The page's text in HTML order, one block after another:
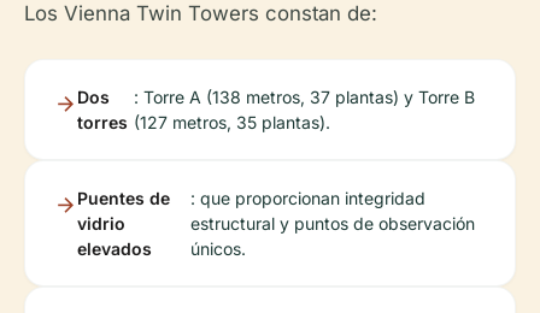
Los Vienna Twin Towers constan de:
Dos
torres
: Torre A (138 metros, 37 plantas) y Torre B
(127 metros, 35 plantas).
Puentes de
vidrio
elevados
: que proporcionan integridad
estructural y puntos de observación
únicos.